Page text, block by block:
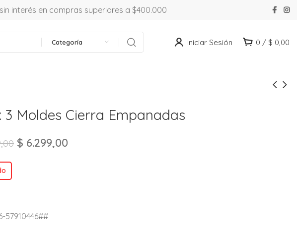
interés en compras superiores a $400.000
Categoría Iniciar Sesión 0 / $ 0,00
3 Moldes Cierra Empanadas
$ 6.299,00
57910446##